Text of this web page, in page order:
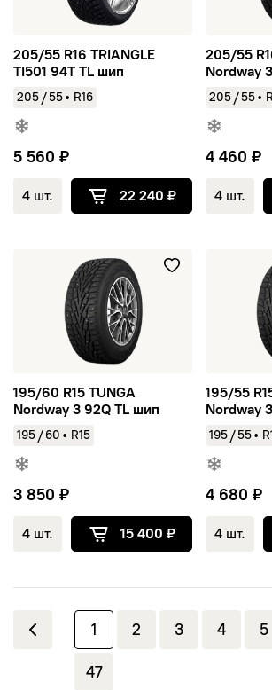
205/55 R16 TRIANGLE
TI501 94T TL шип
205/55• R16
5 560 ₽
4 шт. 22 240 ₽
205/55
Nordway
205 /55 •
4 460 ₽
4 шт.
195/60 R15 TUNGA Nordway 3 92Q TL
195/60 R15 TUNGA
Nordway 3 92Q TL шип
195/60 • R15
3 850 ₽
4 шт. 15 400 ₽
195/55
195/55
Nordway
195 /55 •
4 680 ₽
4 шт.
1 2 3 4 5
47